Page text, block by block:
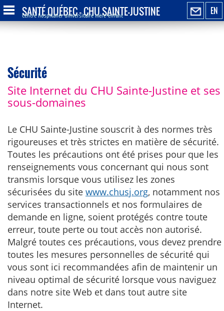
EN
SANTÉ QUÉBEC - CHU SAINTE-JUSTINE
Centre hospitalier universitaire mère-enfant
Sécurité
Site Internet du CHU Sainte-Justine et ses
sous-domaines
Le CHU Sainte-Justine souscrit à des normes très
rigoureuses et très strictes en matière de sécurité.
Toutes les précautions ont été prises pour que les
renseignements vous concernant qui nous sont
transmis lorsque vous utilisez les zones
sécurisées du site www.chusj.org, notamment nos
services transactionnels et nos formulaires de
demande en ligne, soient protégés contre toute
erreur, toute perte ou tout accès non autorisé.
Malgré toutes ces précautions, vous devez prendre
toutes les mesures personnelles de sécurité qui
vous sont ici recommandées afin de maintenir un
niveau optimal de sécurité lorsque vous naviguez
dans notre site Web et dans tout autre site
Internet.